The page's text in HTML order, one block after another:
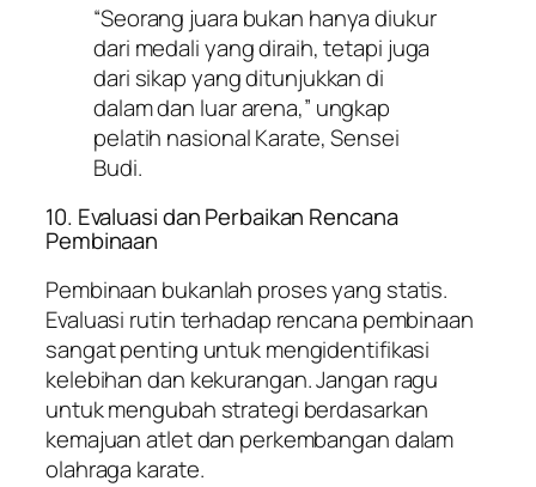
“Seorang juara bukan hanya diukur
dari medali yang diraih, tetapi juga
dari sikap yang ditunjukkan di
dalam dan luar arena,” ungkap
pelatih nasional Karate, Sensei
Budi.
10. Evaluasi dan Perbaikan Rencana
Pembinaan
Pembinaan bukanlah proses yang statis.
Evaluasi rutin terhadap rencana pembinaan
sangat penting untuk mengidentifikasi
kelebihan dan kekurangan. Jangan ragu
untuk mengubah strategi berdasarkan
kemajuan atlet dan perkembangan dalam
olahraga karate.